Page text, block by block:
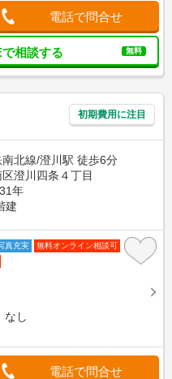
電話で問合せ
相談する 無料
初期費用に注目
北線/澄川駅 徒歩6分
澄川四条４丁目
年
建
真充実
無料オンライン相談可
なし
電話で問合せ